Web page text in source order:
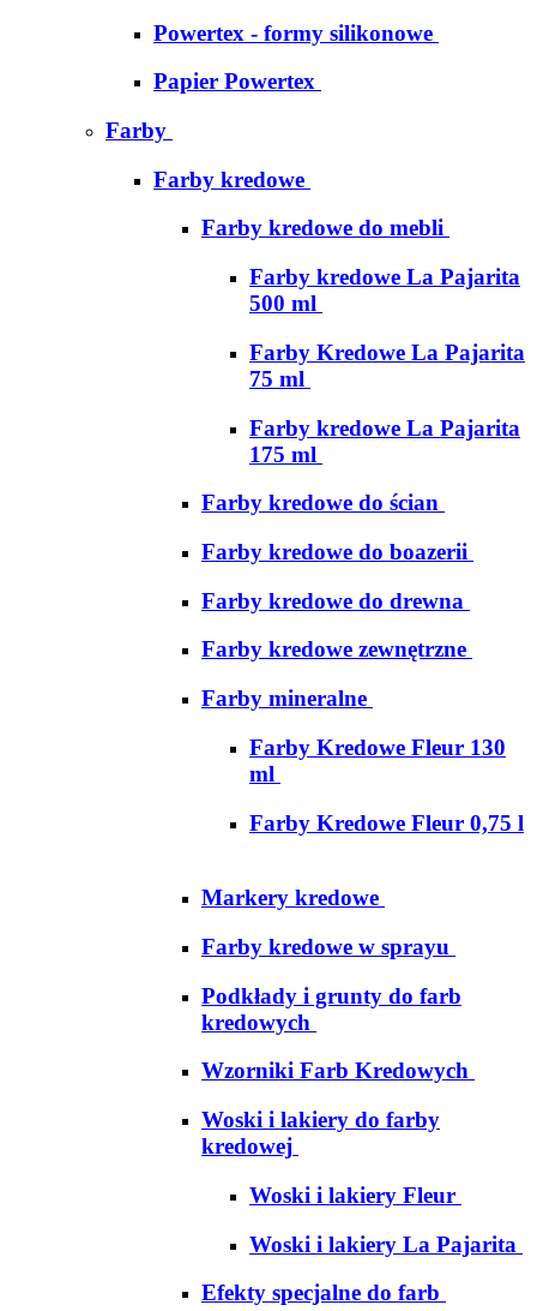
Powertex - formy silikonowe
Papier Powertex
Farby
Farby kredowe
Farby kredowe do mebli
Farby kredowe La Pajarita
500 ml
Farby Kredowe La Pajarita
75 ml
Farby kredowe La Pajarita
175 ml
Farby kredowe do ścian
Farby kredowe do boazerii
Farby kredowe do drewna
Farby kredowe zewnętrzne
Farby mineralne
Farby Kredowe Fleur 130
ml
Farby Kredowe Fleur 0,75 l
Markery kredowe
Farby kredowe w sprayu
Podkłady i grunty do farb
kredowych
Wzorniki Farb Kredowych
Woski i lakiery do farby
kredowej
Woski i lakiery Fleur
Woski i lakiery La Pajarita
Efekty specjalne do farb